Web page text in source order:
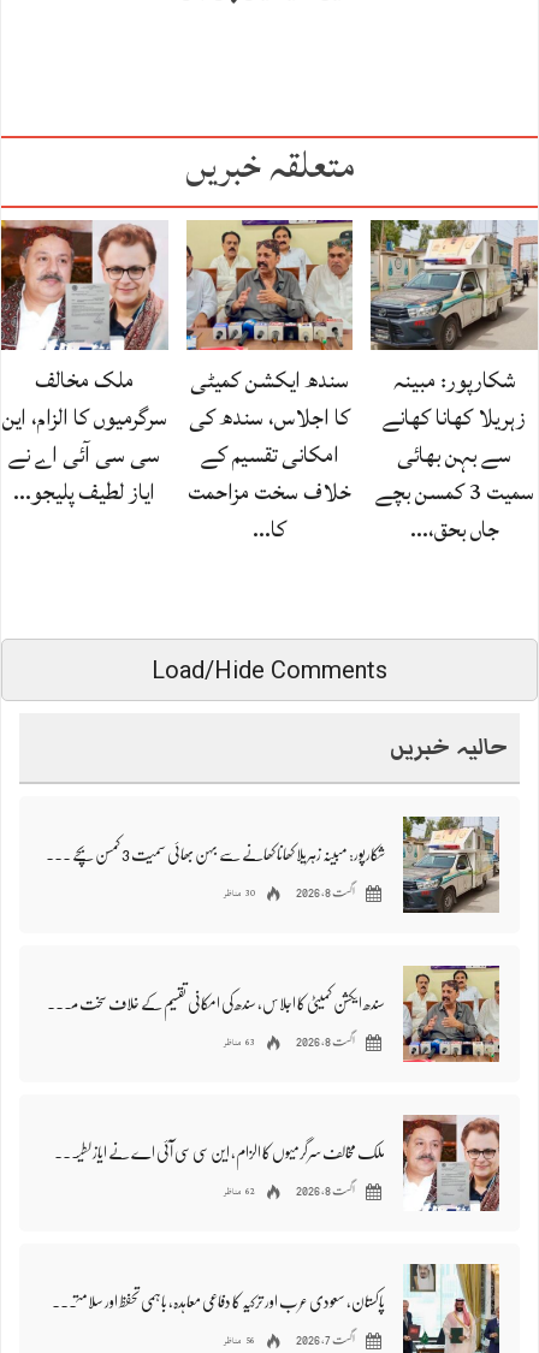
متعلقہ خبریں
شکارپور: مبینہ
زہریلا کھانا کھانے
سے بہن بھائی
سمیت 3 کمسن بچے
جاں بحق،…
سندھ ایکشن کمیٹی
کا اجلاس، سندھ کی
امکانی تقسیم کے
خلاف سخت مزاحمت
کا…
ملک مخالف
سرگرمیوں کا الزام، این
سی سی آئی اے نے
ایاز لطیف پلیجو…
Load/Hide Comments
حالیہ خبریں
اگست 8, 2026 30 مناظر
اگست 8, 2026 63 مناظر
ملک مخالف سرگرمیوں کا الزام، این سی سی آئی اے نے ایاز لطیف پلیجو اور ریاض چانڈیو طلب کر لیا، سندھ میں تشویش
اگست 8, 2026 62 مناظر
پاکستان، سعودی عرب اور ترکیہ کا دفاعی معاہدہ، باہمی تحفظ اور سلامتی کا عزم
اگست 7, 2026 56 مناظر